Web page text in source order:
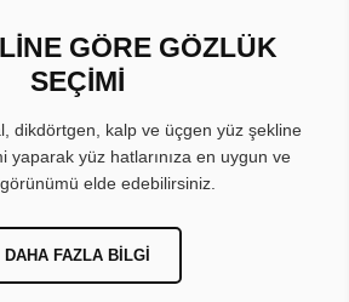
GÖRE GÖZLÜK
SEÇİMİ
dikdörtgen, kalp ve üçgen yüz şekline
yaparak yüz hatlarınıza en uygun ve
elde edebilirsiniz.
DAHA FAZLA BILGI